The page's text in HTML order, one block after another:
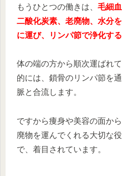
もうひとつの働きは、 毛細
二酸化炭素、老廃物、水分
に運び、リンパ節で浄化する
体の端の方から順次運ばれ
的には、鎖骨のリンパ節を
脈と合流します。
ですから痩身や美容の面か
廃物を運んでくれる大切な
で、着目されています。